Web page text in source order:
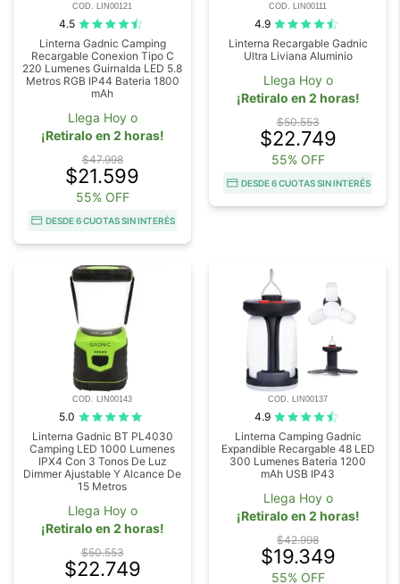
COD. LIN00121
4.5
Linterna Gadnic Camping
Recargable Conexion Tipo C
220 Lumenes Guirnalda LED 5.8
Metros RGB IP44 Bateria 1800
mAh
Llega Hoy o
¡Retiralo en 2 horas!
$47.998
$21.599
55% OFF
DESDE 6 CUOTAS SIN INTERÉS
COD. LIN00111
4.9
Linterna Recargable Gadnic
Ultra Liviana Aluminio
Llega Hoy o
¡Retiralo en 2 horas!
$50.553
$22.749
55% OFF
DESDE 6 CUOTAS SIN INTERÉS
COD. LIN00143
5.0
Linterna Gadnic BT PL4030
Camping LED 1000 Lumenes
IPX4 Con 3 Tonos De Luz
Dimmer Ajustable Y Alcance De
15 Metros
Llega Hoy o
¡Retiralo en 2 horas!
$50.553
$22.749
COD. LIN00137
4.9
Linterna Camping Gadnic
Expandible Recargable 48 LED
300 Lumenes Bateria 1200
mAh USB IP43
Llega Hoy o
¡Retiralo en 2 horas!
$42.998
$19.349
55% OFF